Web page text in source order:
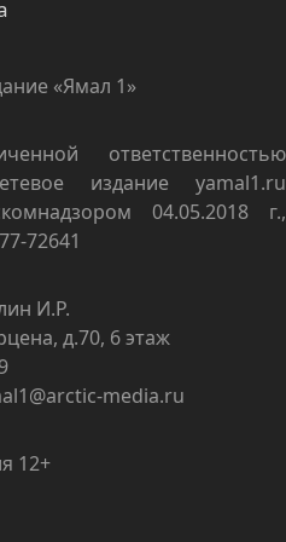
«Ямал 1»
ответственностью
издание yamal1.ru
04.05.2018 г.,
72641
И.Р.
д.70, 6 этаж
media.ru
12+